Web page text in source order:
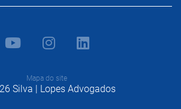
Mapa do site
Silva | Lopes Advogados